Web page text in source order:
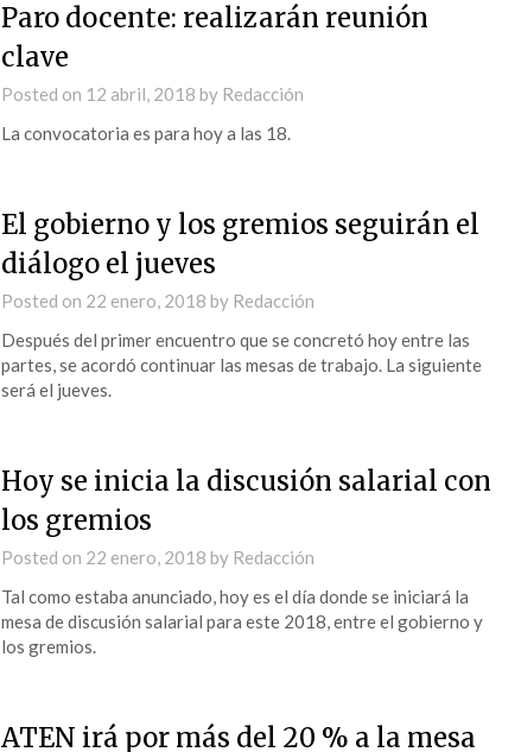
Paro docente: realizarán reunión
clave
Posted on 12 abril, 2018 by Redacción
La convocatoria es para hoy a las 18.
El gobierno y los gremios seguirán el
diálogo el jueves
Posted on 22 enero, 2018 by Redacción
Después del primer encuentro que se concretó hoy entre las
partes, se acordó continuar las mesas de trabajo. La siguiente
será el jueves.
Hoy se inicia la discusión salarial con
los gremios
Posted on 22 enero, 2018 by Redacción
Tal como estaba anunciado, hoy es el día donde se iniciará la
mesa de discusión salarial para este 2018, entre el gobierno y
los gremios.
ATEN irá por más del 20 % a la mesa